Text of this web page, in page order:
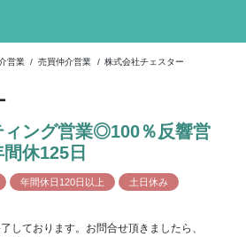
営業 / 売買仲介営業 / 株式会社チェスター
ィング営業◎100％反響営
休125日
年間休日120日以上
土日休み
しております。お問合せ頂きましたら、